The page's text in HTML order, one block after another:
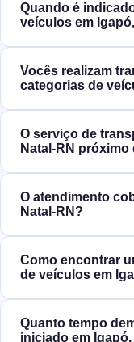
Quando é
veículos em
Vocês realizam
categorias de
O serviço de
Natal‑RN
O atendimento
Natal‑RN?
Como encontrar
de veículos em
Quanto tempo
iniciado em Igapó,